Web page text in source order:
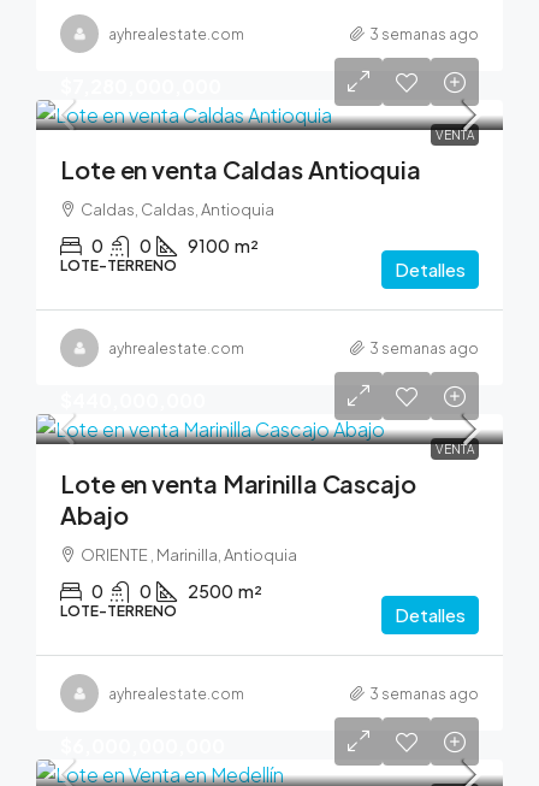
ayhrealestate.com 3 semanas ago
VENTA
Lote en venta Caldas Antioquia
Caldas, Caldas, Antioquia
0 0 9100 m²
LOTE-TERRENO Detalles
ayhrealestate.com 3 semanas ago
VENTA
Lote en venta Marinilla Cascajo
Abajo
ORIENTE , Marinilla, Antioquia
0 0 2500 m²
LOTE-TERRENO Detalles
ayhrealestate.com 3 semanas ago